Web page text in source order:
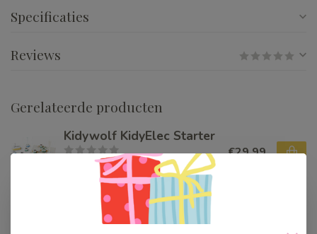
Specificaties
Reviews
Gerelateerde producten
Kidywolf KidyElec Starter
Op voorraad
€29,99
Buki Vliegwetenschap